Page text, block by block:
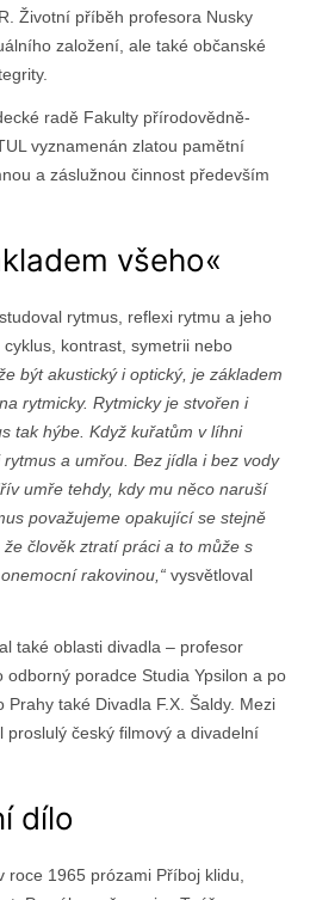
Životní příběh profesora Nusky
založení, ale také občanské
radě Fakulty přírodovědně-
vyznamenán zlatou pamětní
a záslužnou činnost především
všeho«
rytmus, reflexi rytmu a jeho
kontrast, symetrii nebo
být akustický i optický, je základem
rytmicky. Rytmicky je stvořen i
tak hýbe. Když kuřatům v líhni
a umřou. Bez jídla i bez vody
umře tehdy, kdy mu něco naruší
považujeme opakující se stejně
člověk ztratí práci a to může s
rakovinou,“ vysvětloval
také oblasti divadla – profesor
odborný poradce Studia Ypsilon a po
také Divadla F.X. Šaldy. Mezi
proslulý český filmový a divadelní
dílo
roce 1965 prózami Příboj klidu,